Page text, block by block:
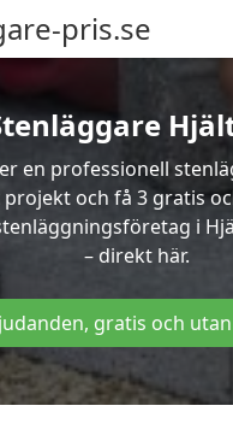
pris.se
en professionell
och få 3 gratis
i
– direkt här.
gratis och